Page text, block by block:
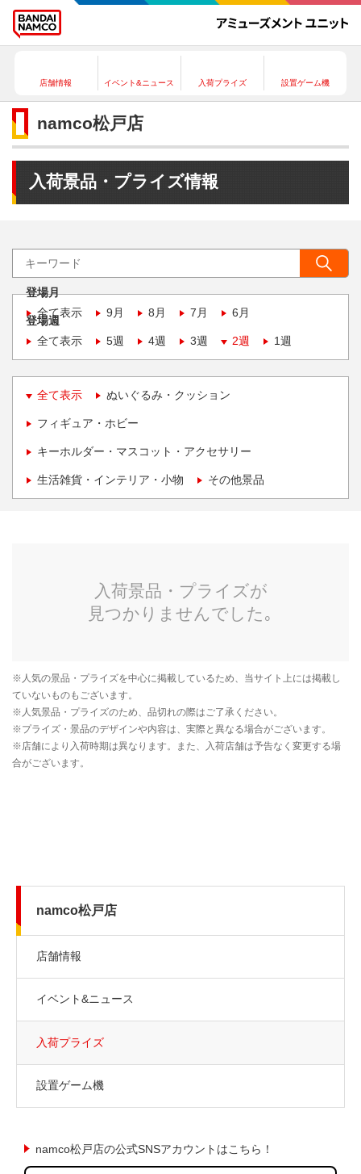
店舗情報 イベント&ニュース 入荷プライズ 設置ゲーム機
namco松戸店
入荷景品・プライズ情報
登場月
全て表示
9月 8月 7月 6月
登場週
全て表示
5週 4週 3週 2週 1週
全て表示 ぬいぐるみ・クッション
フィギュア・ホビー
キーホルダー・マスコット・アクセサリー
生活雑貨・インテリア・小物 その他景品
namco松戸店
店舗情報
イベント&ニュース
入荷プライズ
設置ゲーム機
namco松戸店の公式SNSアカウントはこちら！